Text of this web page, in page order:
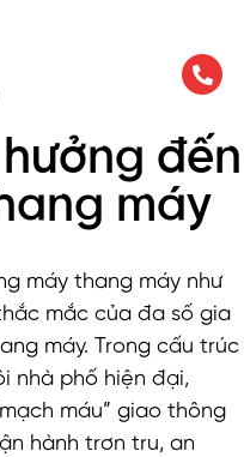
đến
máy
máy thang máy như
mắc của đa số gia
máy. Trong cấu trúc
nhà phố hiện đại,
máu” giao thông
hành trơn tru, an